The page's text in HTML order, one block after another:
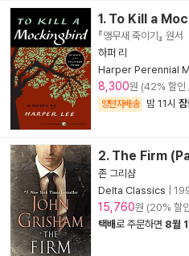
1. To Kill a
『앵무새 죽이기』 원서
하퍼 리
Harper Perennial
8,300원 (42% 할인
양탄자배송 밤 11시
2. The Firm
존 그리샴
Delta Classics
15,760원 (20% 할
택배로 주문하면 8월